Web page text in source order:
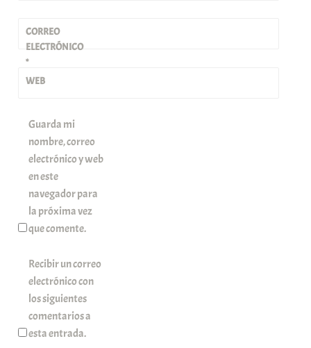
CORREO
ELECTRÓNICO
*
WEB
Guarda mi
nombre, correo
electrónico y web
en este
navegador para
la próxima vez
que comente.
Recibir un correo
electrónico con
los siguientes
comentarios a
esta entrada.